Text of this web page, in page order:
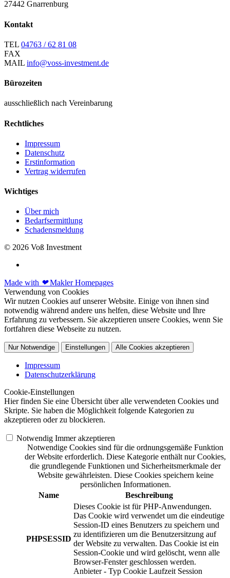
27442 Gnarrenburg
Kontakt
TEL 04763 / 62 81 08
FAX
MAIL info@voss-investment.de
Bürozeiten
ausschließlich nach Vereinbarung
Rechtliches
Impressum
Datenschutz
Erstinformation
Vertrag widerrufen
Wichtiges
Über mich
Bedarfsermittlung
Schadensmeldung
© 2026 Voß Investment
Made with ❤Makler Homepages
Verwendung von Cookies
Wir nutzen Cookies auf unserer Website. Einige von ihnen sind
notwendig während andere uns helfen, diese Website und Ihre
Erfahrung zu verbessern. Sie akzeptieren unsere Cookies, wenn Sie
fortfahren diese Webseite zu nutzen.
Nur Notwendige Einstellungen Alle Cookies akzeptieren
Impressum
Datenschutzerklärung
Cookie-Einstellungen
Hier finden Sie eine Übersicht über alle verwendeten Cookies und
Skripte. Sie haben die Möglichkeit folgende Kategorien zu
akzeptieren oder zu blockieren.
Notwendig Immer akzeptieren
Notwendige Cookies sind für die ordnungsgemäße Funktion
der Website erforderlich. Diese Kategorie enthält nur Cookies,
die grundlegende Funktionen und Sicherheitsmerkmale der
Website gewährleisten. Diese Cookies speichern keine
persönlichen Informationen.
Name
Beschreibung
PHPSESSID
Dieses Cookie ist für PHP-Anwendungen.
Das Cookie wird verwendet um die eindeutige
Session-ID eines Benutzers zu speichern und
zu identifizieren um die Benutzersitzung auf
der Website zu verwalten. Das Cookie ist ein
Session-Cookie und wird gelöscht, wenn alle
Browser-Fenster geschlossen werden.
Anbieter - Typ Cookie Laufzeit Session